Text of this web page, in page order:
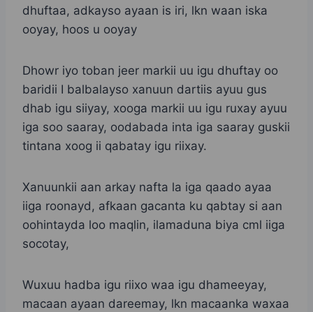
dhuftaa, adkayso ayaan is iri, lkn waan iska
ooyay, hoos u ooyay
Dhowr iyo toban jeer markii uu igu dhuftay oo
baridii I balbalayso xanuun dartiis ayuu gus
dhab igu siiyay, xooga markii uu igu ruxay ayuu
iga soo saaray, oodabada inta iga saaray guskii
tintana xoog ii qabatay igu riixay.
Xanuunkii aan arkay nafta la iga qaado ayaa
iiga roonayd, afkaan gacanta ku qabtay si aan
oohintayda loo maqlin, ilamaduna biya cml iiga
socotay,
Wuxuu hadba igu riixo waa igu dhameeyay,
macaan ayaan dareemay, lkn macaanka waxaa